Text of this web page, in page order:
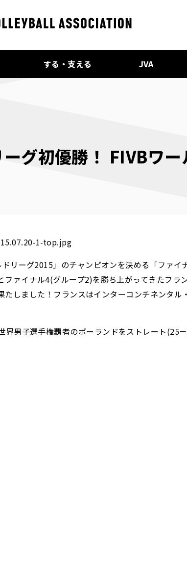
する・支える JVA
グ初優勝！ FIVBワ
リーグ2015」のチャンピオンを決める「ファ
ァイナル4(グループ2)を勝ち上がってきたフラ
しました！フランスはインターコンチネンタ
男子選手権覇者のポーランドをストレート(25